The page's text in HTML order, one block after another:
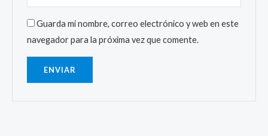
Guarda mi nombre, correo electrónico y web en este
navegador para la próxima vez que comente.